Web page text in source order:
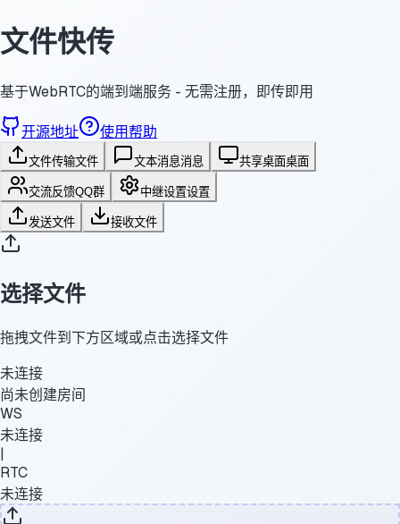
文件快传
基于WebRTC的端到端服务 - 无需注册，即传即用
开源地址 使用帮助
文件传输文件 文本消息消息 共享桌面桌面
交流反馈QQ群 中继设置设置
发送文件 接收文件
选择文件
拖拽文件到下方区域或点击选择文件
未连接
尚未创建房间
WS
未连接
|
RTC
未连接